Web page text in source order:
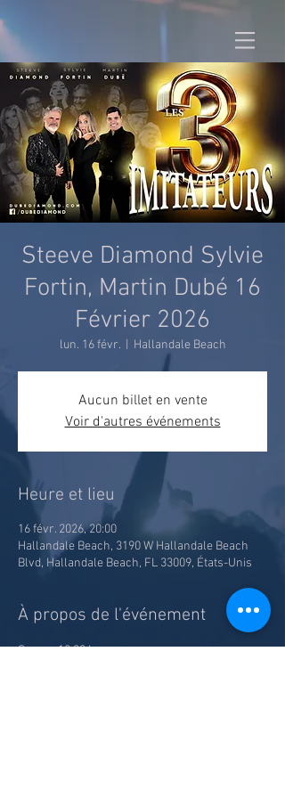
Steeve Diamond Sylvie
Fortin, Martin Dubé 16
Février 2026
lun. 16 févr.
  |
Hallandale Beach
Aucun billet en vente
Voir d'autres événements
Heure et lieu
16 févr. 2026, 20:00
Hallandale Beach, 3190 W Hallandale Beach
Blvd, Hallandale Beach, FL 33009, États-Unis
À propos de l'événement
Souper 18:00 hrs